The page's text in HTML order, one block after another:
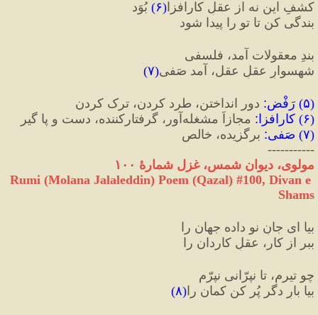
کشفِ این نه‌ از عقلِ کارافزا (۶) بُوَد
بندگی کن تا تو را پیدا شود
بندِ معقولات آمد، فلسفی
شهسوارِ عقلِ عقل، آمد صَفی(۷)
(۵) رَفْض: دور انداختن، طرد کردن، ترک کردن
(۶) کارافزا: مجازاً مشغله‌آور، گرفتارکننده، دست و پا گیر
(۷) صَفی: برگزیده، خالص
-----------
مولوی، دیوان شمس، غزل شمارهٔ ۱۰۰
Rumi (Molana Jalaleddin) Poem (Qazal) #100, Divan e
Shams
بیا ای جانِ نو داده جهان را
ببر از کار، عقلِ کاردان را
چو تیرم، تا نپرّانی نپرّم
بیا بارِ دگر پُر کن کمان را(۸)